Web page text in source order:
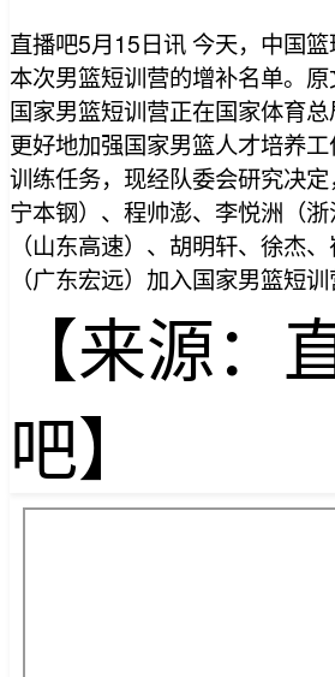
直播吧5月15日讯 今天，中国
本次男篮短训营的增补名单。原
国家男篮短训营正在国家体育
更好地加强国家男篮人才培养
训练任务，现经队委会研究决
宁本钢）、程帅澎、李悦洲（
（山东高速）、胡明轩、徐杰
（广东宏远）加⼊国家男篮短训
【来源：
吧】